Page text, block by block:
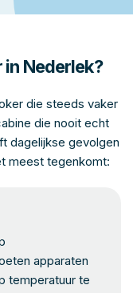
Nederlek?
die steeds vaker
die nooit echt
dagelijkse gevolgen
meest tegenkomt:
apparaten
temperatuur te